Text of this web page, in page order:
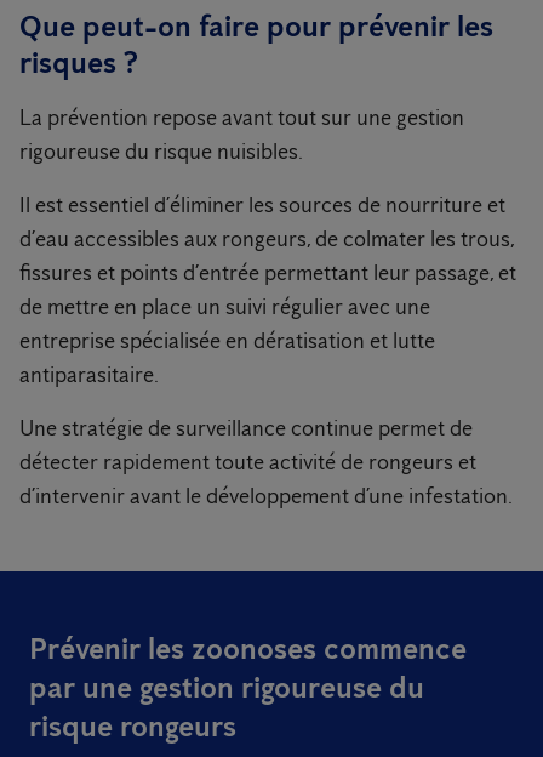
Que peut-on faire pour prévenir les
risques ?
La prévention repose avant tout sur une gestion
rigoureuse du risque nuisibles.
Il est essentiel d’éliminer les sources de nourriture et
d’eau accessibles aux rongeurs, de colmater les trous,
fissures et points d’entrée permettant leur passage, et
de mettre en place un suivi régulier avec une
entreprise spécialisée en dératisation et lutte
antiparasitaire.
Une stratégie de surveillance continue permet de
détecter rapidement toute activité de rongeurs et
d’intervenir avant le développement d’une infestation.
Prévenir les zoonoses commence
par une gestion rigoureuse du
risque rongeurs